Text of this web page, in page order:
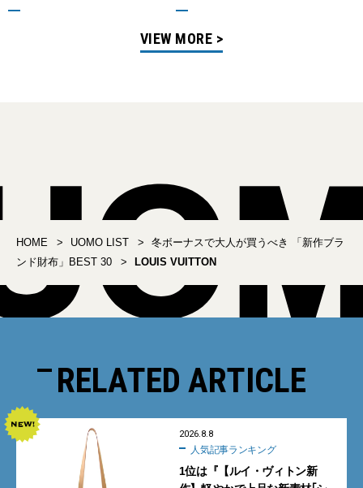
VIEW MORE >
HOME UOMO LIST
冬ボーナスで大人が買うべき 「新作ブラ
ンド財布」BEST 30
LOUIS VUITTON
RELATED ARTICLE
2026.8.8
人気記事ランキング
1位は『【ルイ・ヴィトン新